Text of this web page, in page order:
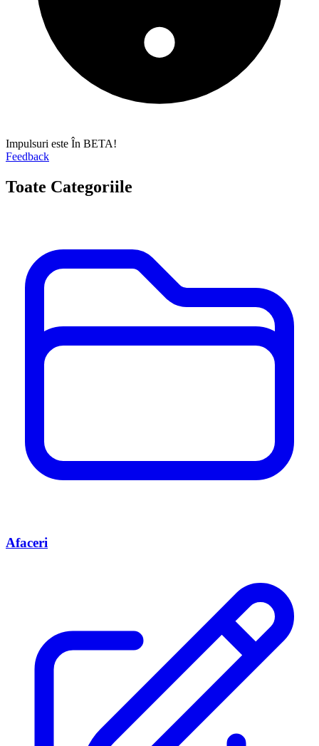
Impulsuri este În BETA!
Feedback
Toate Categoriile
Afaceri